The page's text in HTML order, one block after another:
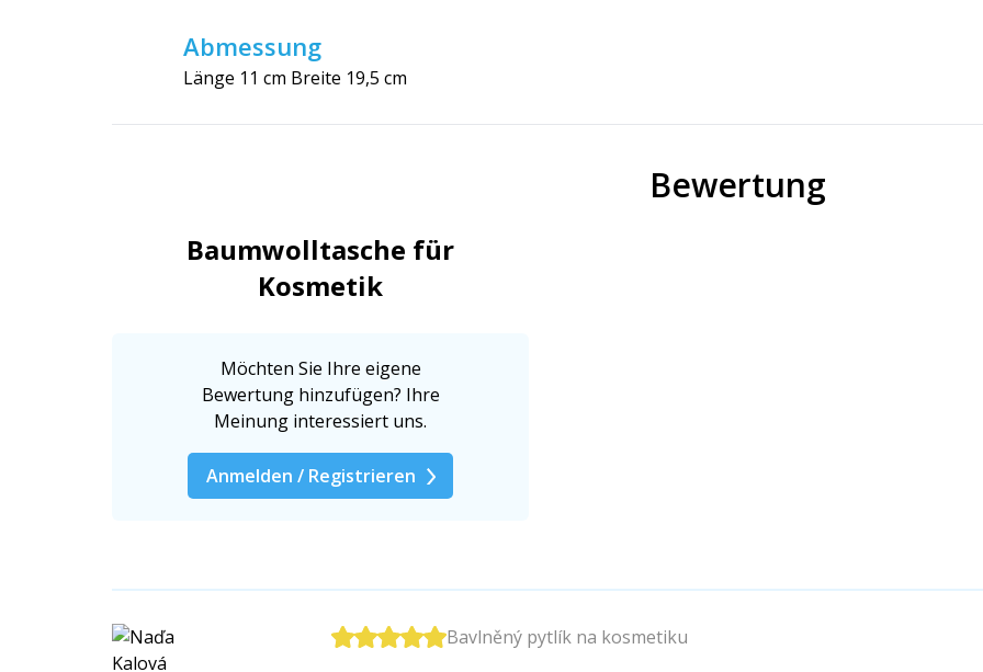
Abmessung
Länge 11 cm Breite 19,5 cm
Bewertung
Baumwolltasche für
Kosmetik
Möchten Sie Ihre eigene
Bewertung hinzufügen? Ihre
Meinung interessiert uns.
Anmelden / Registrieren
Bavlněný pytlík na kosmetiku